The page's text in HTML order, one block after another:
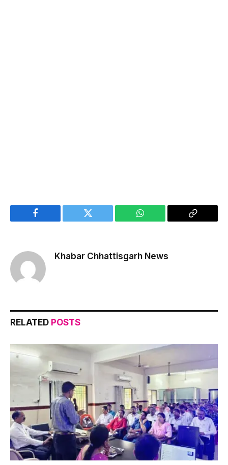
Facebook Twitter WhatsApp
Copy
Khabar Chhattisgarh News
RELATED POSTS